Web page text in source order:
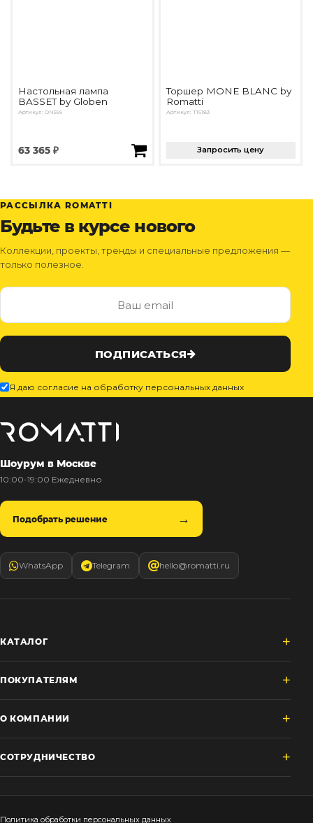
Настольная лампа
BASSET by Globen
Артикул: ON599
63 365 ₽
Торшер MONE BLANC by
Romatti
Артикул: T16183
Запросить цену
РАССЫЛКА ROMATTI
Будьте в курсе нового
Коллекции, проекты, тренды и специальные предложения —
только полезное.
ПОДПИСАТЬСЯ
Я даю согласие на обработку персональных данных
Шоурум в Москве
10:00-19:00 Ежедневно
Подобрать решение
WhatsApp Telegram hello@romatti.ru
КАТАЛОГ
ПОКУПАТЕЛЯМ
О КОМПАНИИ
СОТРУДНИЧЕСТВО
Политика обработки персональных данных